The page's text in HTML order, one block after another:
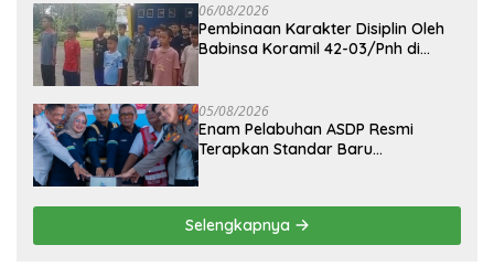
06/08/2026
Pembinaan Karakter Disiplin Oleh
Babinsa Koramil 42-03/Pnh di
05/08/2026
Enam Pelabuhan ASDP Resmi
Terapkan Standar Baru
Selengkapnya